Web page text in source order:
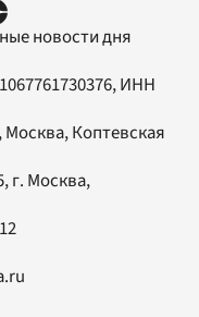
новости дня
ИНН
Москва, Коптевская
, г. Москва,